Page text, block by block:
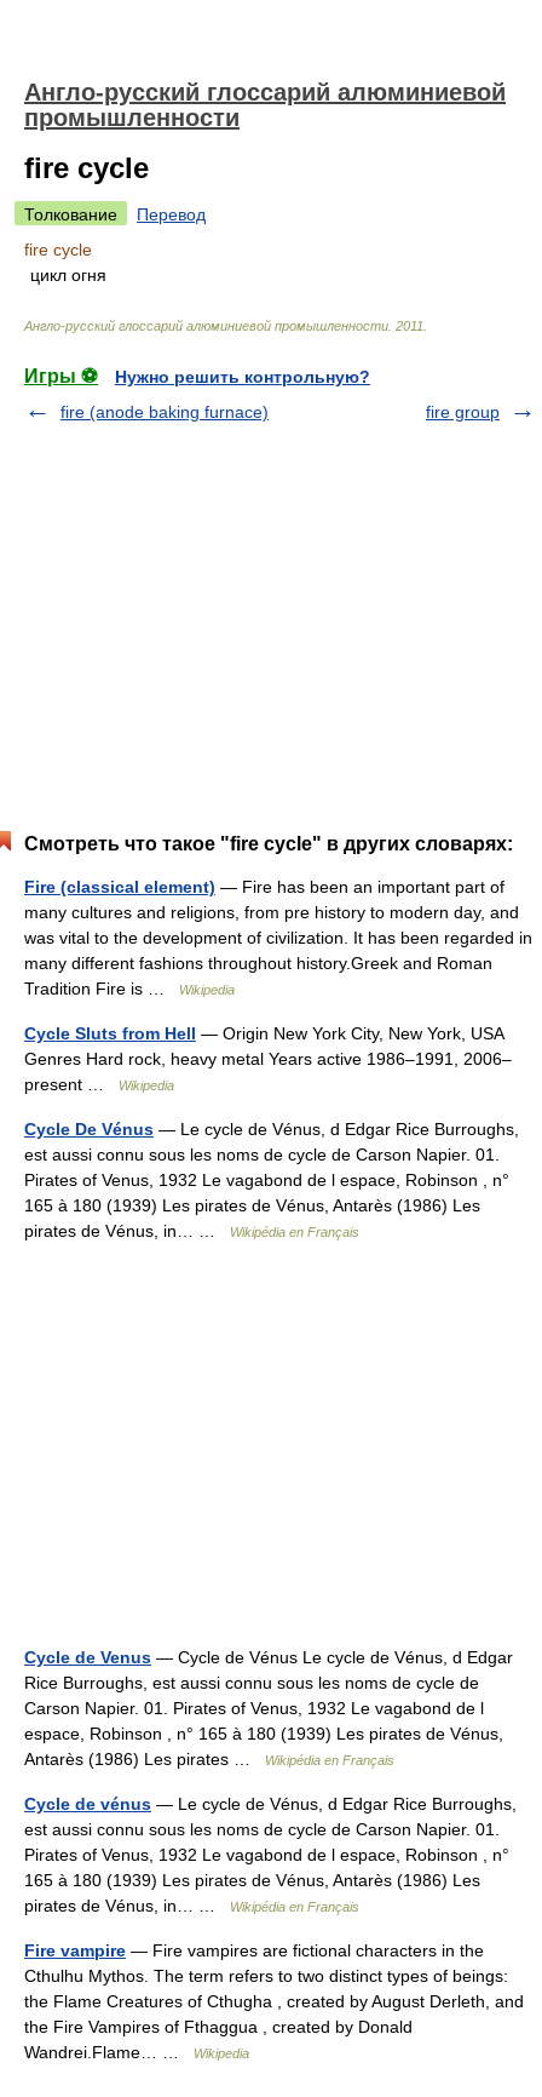
Англо-русский глоссарий алюминиевой
промышленности
fire cycle
Толкование
Перевод
fire cycle
цикл огня
Англо-русский глоссарий алюминиевой промышленности 2011
Игры ⚽
Нужно решить контрольную?
fire (anode baking furnace)
fire group
Смотреть что такое "fire cycle" в других словарях:
Fire (classical element) — Fire has been an important part of
many cultures and religions, from pre history to modern day, and
was vital to the development of civilization. It has been regarded in
many different fashions throughout history.Greek and Roman
Tradition Fire is …
Wikipedia
Cycle Sluts from Hell — Origin New York City, New York, USA
Genres Hard rock, heavy metal Years active 1986–1991, 2006–
present …
Wikipedia
Cycle De Vénus — Le cycle de Vénus, d Edgar Rice Burroughs,
est aussi connu sous les noms de cycle de Carson Napier. 01.
Pirates of Venus, 1932 Le vagabond de l espace, Robinson , n°
165 à 180 (1939) Les pirates de Vénus, Antarès (1986) Les
pirates de Vénus, in… …
Wikipédia en Français
Cycle de Venus — Cycle de Vénus Le cycle de Vénus, d Edgar
Rice Burroughs, est aussi connu sous les noms de cycle de
Carson Napier. 01. Pirates of Venus, 1932 Le vagabond de l
espace, Robinson , n° 165 à 180 (1939) Les pirates de Vénus,
Antarès (1986) Les pirates …
Wikipédia en Français
Cycle de vénus — Le cycle de Vénus, d Edgar Rice Burroughs,
est aussi connu sous les noms de cycle de Carson Napier. 01.
Pirates of Venus, 1932 Le vagabond de l espace, Robinson , n°
165 à 180 (1939) Les pirates de Vénus, Antarès (1986) Les
pirates de Vénus, in… …
Wikipédia en Français
Fire vampire — Fire vampires are fictional characters in the
Cthulhu Mythos. The term refers to two distinct types of beings:
the Flame Creatures of Cthugha , created by August Derleth, and
the Fire Vampires of Fthaggua , created by Donald
Wandrei.Flame… …
Wikipedia